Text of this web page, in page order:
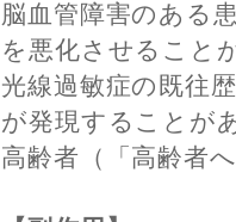
脳血管障害のある
を悪化させること
光線過敏症の既往
が発現することが
高齢者（「高齢者